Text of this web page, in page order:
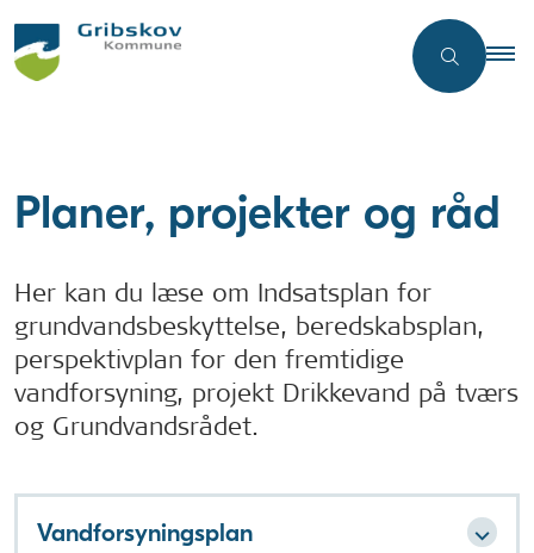
Planer, projekter og råd
Her kan du læse om Indsatsplan for
grundvandsbeskyttelse, beredskabsplan,
perspektivplan for den fremtidige
vandforsyning, projekt Drikkevand på tværs
og Grundvandsrådet.
Vandforsyningsplan